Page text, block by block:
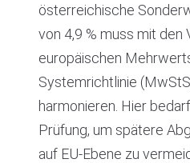
österreichische
von 4,9 % muss mit den
europäischen
Systemrichtlinie
harmonieren. Hier
Prüfung, um spätere
auf EU-Ebene zu